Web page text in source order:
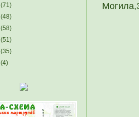
(71)
(48)
(58)
(51)
(35)
(4)